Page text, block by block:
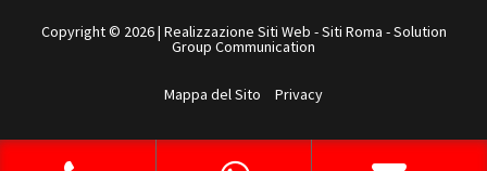
Copyright © 2026 | Realizzazione Siti Web -Siti Roma -Solution
Group Communication
Mappa del Sito Privacy